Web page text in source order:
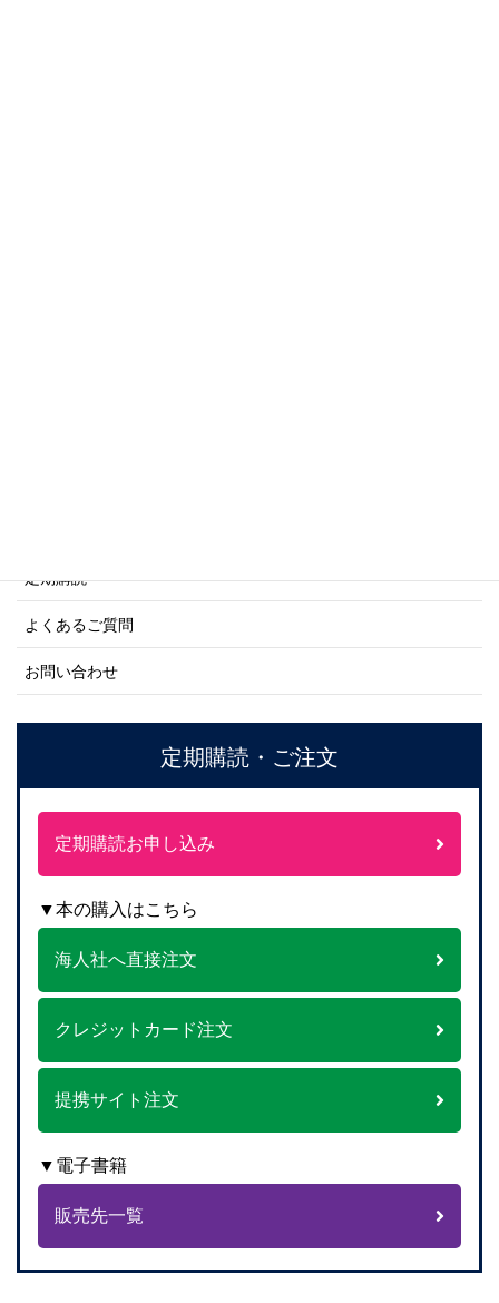
定期購読
よくあるご質問
お問い合わせ
定期購読・ご注文
定期購読お申し込み
▼本の購入はこちら
海人社へ直接注文
クレジットカード注文
提携サイト注文
▼電子書籍
販売先一覧